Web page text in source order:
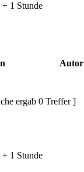
1 Stunde
Autor
ergab 0 Treffer ]
1 Stunde